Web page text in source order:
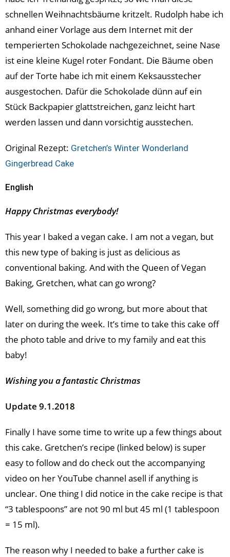
schnellen Weihnachtsbäume kritzelt. Rudolph habe ich
anhand einer Vorlage aus dem Internet mit der
temperierten Schokolade nachgezeichnet, seine Nase
ist eine kleine Kugel roter Fondant. Die Bäume oben
auf der Torte habe ich mit einem Keksausstecher
ausgestochen. Dafür die Schokolade dünn auf ein
Stück Backpapier glattstreichen, ganz leicht hart
werden lassen und dann vorsichtig ausstechen.
Original Rezept: Gretchen’s Winter Wonderland
Gingerbread Cake
English
Happy Christmas everybody!
This year I baked a vegan cake. I am not a vegan, but
this new type of baking is just as delicious as
conventional baking. And with the Queen of Vegan
Baking, Gretchen, what can go wrong?
Well, something did go wrong, but more about that
later on during the week. It’s time to take this cake off
the photo table and drive to my family and eat this
baby!
Wishing you a fantastic Christmas
Update 9.1.2018
Finally I have some time to write up a few things about
this cake. Gretchen’s recipe (linked below) is super
easy to follow and do check out the accompanying
video on her YouTube channel asell if anything is
unclear. One thing I did notice in the cake recipe is that
“3 tablespoons” are not 90 ml but 45 ml (1 tablespoon
= 15 ml).
The reason why I needed to bake a further cake is